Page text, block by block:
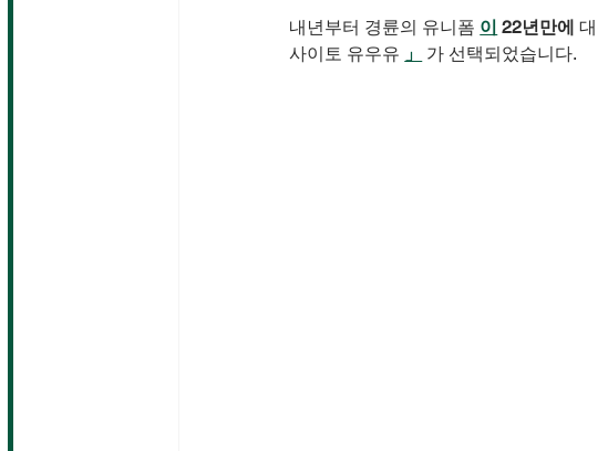
내년부터 경륜의 유니폼 이 22년만에
사이토 유우유 」 가 선택되었습니다.